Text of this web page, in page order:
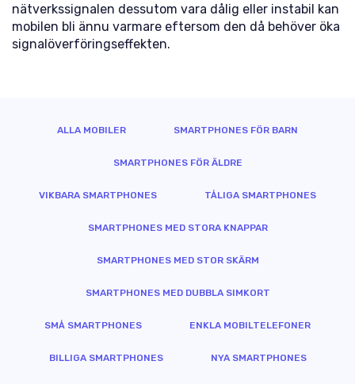
nätverkssignalen dessutom vara dålig eller instabil kan
mobilen bli ännu varmare eftersom den då behöver öka
signalöverföringseffekten.
ALLA MOBILER SMARTPHONES FÖR BARN
SMARTPHONES FÖR ÄLDRE
VIKBARA SMARTPHONES TÅLIGA SMARTPHONES
SMARTPHONES MED STORA KNAPPAR
SMARTPHONES MED STOR SKÄRM
SMARTPHONES MED DUBBLA SIMKORT
SMÅ SMARTPHONES ENKLA MOBILTELEFONER
BILLIGA SMARTPHONES NYA SMARTPHONES